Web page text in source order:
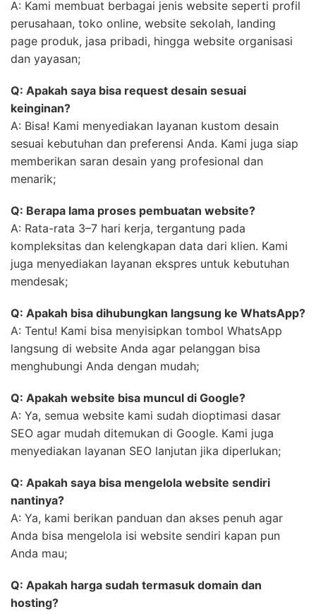
A: Kami membuat berbagai jenis website seperti profil
perusahaan, toko online, website sekolah, landing
page produk, jasa pribadi, hingga website organisasi
dan yayasan;
Q: Apakah saya bisa request desain sesuai
keinginan?
A: Bisa! Kami menyediakan layanan kustom desain
sesuai kebutuhan dan preferensi Anda. Kami juga siap
memberikan saran desain yang profesional dan
menarik;
Q: Berapa lama proses pembuatan website?
A: Rata-rata 3–7 hari kerja, tergantung pada
kompleksitas dan kelengkapan data dari klien. Kami
juga menyediakan layanan ekspres untuk kebutuhan
mendesak;
Q: Apakah bisa dihubungkan langsung ke WhatsApp?
A: Tentu! Kami bisa menyisipkan tombol WhatsApp
langsung di website Anda agar pelanggan bisa
menghubungi Anda dengan mudah;
Q: Apakah website bisa muncul di Google?
A: Ya, semua website kami sudah dioptimasi dasar
SEO agar mudah ditemukan di Google. Kami juga
menyediakan layanan SEO lanjutan jika diperlukan;
Q: Apakah saya bisa mengelola website sendiri
nantinya?
A: Ya, kami berikan panduan dan akses penuh agar
Anda bisa mengelola isi website sendiri kapan pun
Anda mau;
Q: Apakah harga sudah termasuk domain dan
hosting?